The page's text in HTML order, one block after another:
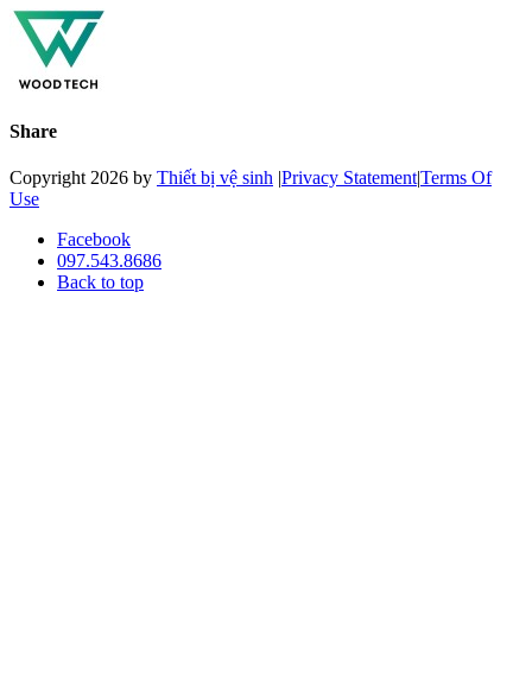
Share
Copyright 2026 by Thiết bị vệ sinh |Privacy Statement|Terms Of
Use
Facebook
097.543.8686
Back to top